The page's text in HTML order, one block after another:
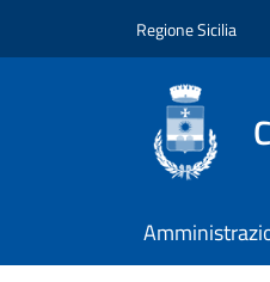
Regione Sicilia